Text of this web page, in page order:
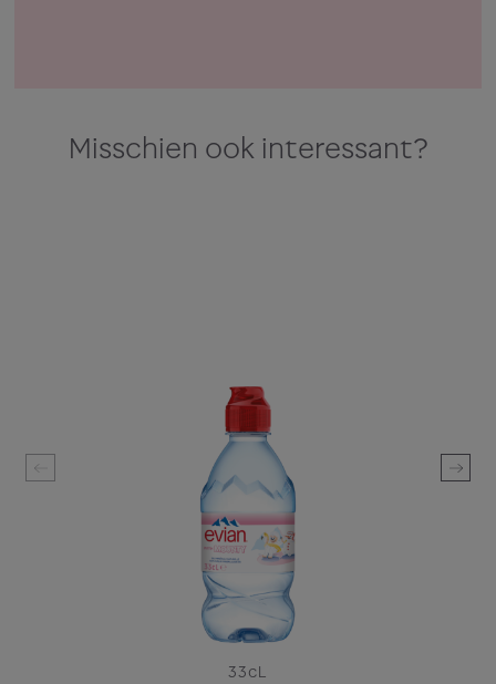
Misschien ook interessant?
33cL